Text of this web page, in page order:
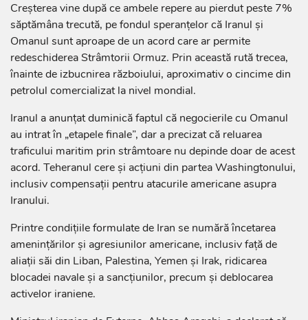
Creșterea vine după ce ambele repere au pierdut peste 7%
săptămâna trecută, pe fondul speranțelor că Iranul și
Omanul sunt aproape de un acord care ar permite
redeschiderea Strâmtorii Ormuz. Prin această rută trecea,
înainte de izbucnirea războiului, aproximativ o cincime din
petrolul comercializat la nivel mondial.
Iranul a anunțat duminică faptul că negocierile cu Omanul
au intrat în „etapele finale”, dar a precizat că reluarea
traficului maritim prin strâmtoare nu depinde doar de acest
acord. Teheranul cere și acțiuni din partea Washingtonului,
inclusiv compensații pentru atacurile americane asupra
Iranului.
Printre condițiile formulate de Iran se numără încetarea
amenințărilor și agresiunilor americane, inclusiv față de
aliații săi din Liban, Palestina, Yemen și Irak, ridicarea
blocadei navale și a sancțiunilor, precum și deblocarea
activelor iraniene.